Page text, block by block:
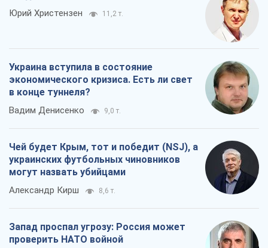
Юрий Христензен 11,2 т.
Украина вступила в состояние
экономического кризиса. Есть ли свет
в конце туннеля?
Вадим Денисенко 9,0 т.
Чей будет Крым, тот и победит (NSJ), а
украинских футбольных чиновников
могут назвать убийцами
Александр Кирш 8,6 т.
Запад проспал угрозу: Россия может
проверить НАТО войной